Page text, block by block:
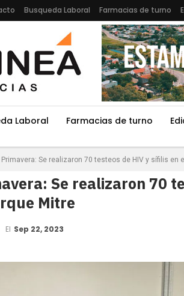
Busqueda Laboral Farmacias de turno
Laboral Farmacias de turno
Primavera: Se realizaron 70 testeos de HIV y sífilis en
Se realizaron 70
Mitre
El Sep 22, 2023